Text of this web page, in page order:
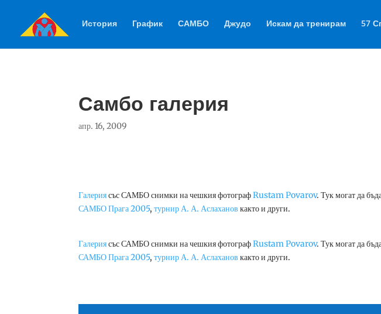
История График САМБО Джудо Искам да тренирам 57
Самбо галерия
апр. 16, 2009
Галериясъс САМБО снимки на чешкия фотографRustam Povarov. Тук могат да
САМБО Прага 2005,турнир А. А. Аслаханов както и други.
Галериясъс САМБО снимки на чешкия фотографRustam Povarov. Тук могат да
САМБО Прага 2005,турнир А. А. Аслаханов както и други.